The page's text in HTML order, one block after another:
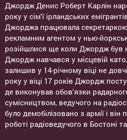
Джордж Денис Роберт Карлін
року у сім'ї ірландських
Джорджа працювала
рекламним агентом у нью-
розійшлися ще коли Джордж був
Джордж навчався у місцевій
залишив у 14-річному віці не
року у віці 17 років Джордж
де виконував обов'язки
сумісництвом, ведучого на
було демобілізовано з армії і
роботі радіоведучого в Бостоні